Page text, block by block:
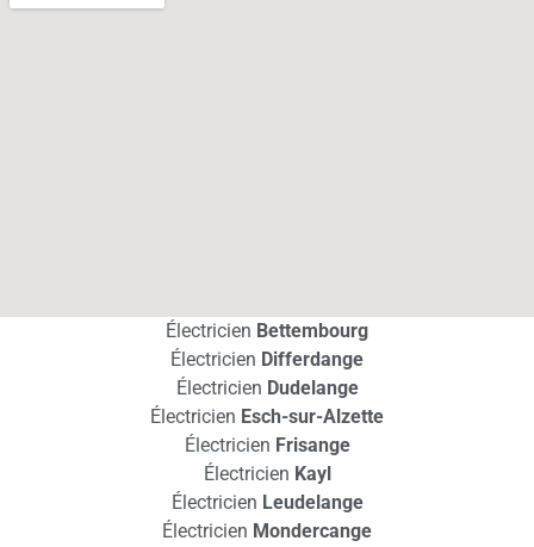
Électricien Bettembourg
Électricien Differdange
Électricien Dudelange
Électricien Esch-sur-Alzette
Électricien Frisange
Électricien Kayl
Électricien Leudelange
Électricien Mondercange